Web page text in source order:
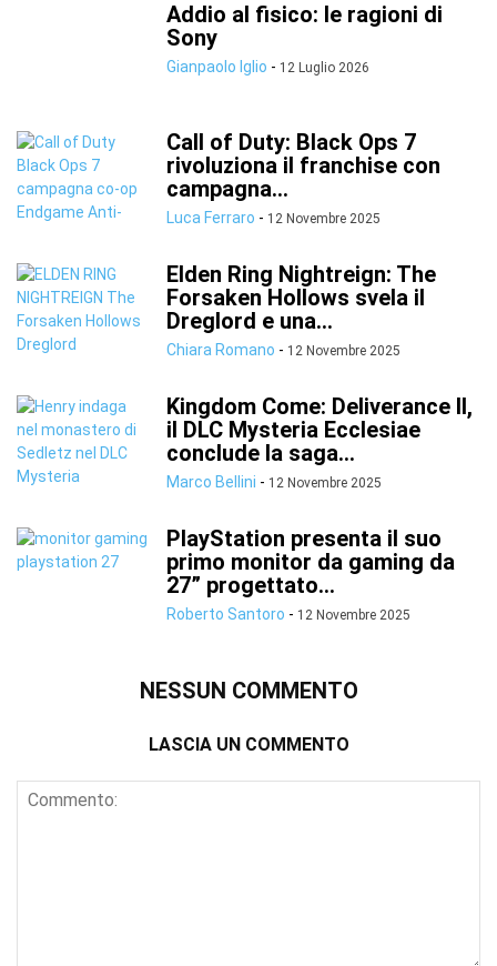
Addio al fisico: le ragioni di
Sony
Gianpaolo Iglio - 12 Luglio 2026
Call of Duty: Black Ops 7
rivoluziona il franchise con
campagna...
Luca Ferraro - 12 Novembre 2025
Elden Ring Nightreign: The
Forsaken Hollows svela il
Dreglord e una...
Chiara Romano - 12 Novembre 2025
Kingdom Come: Deliverance II,
il DLC Mysteria Ecclesiae
conclude la saga...
Marco Bellini - 12 Novembre 2025
PlayStation presenta il suo
primo monitor da gaming da
27” progettato...
Roberto Santoro - 12 Novembre 2025
NESSUN COMMENTO
LASCIA UN COMMENTO